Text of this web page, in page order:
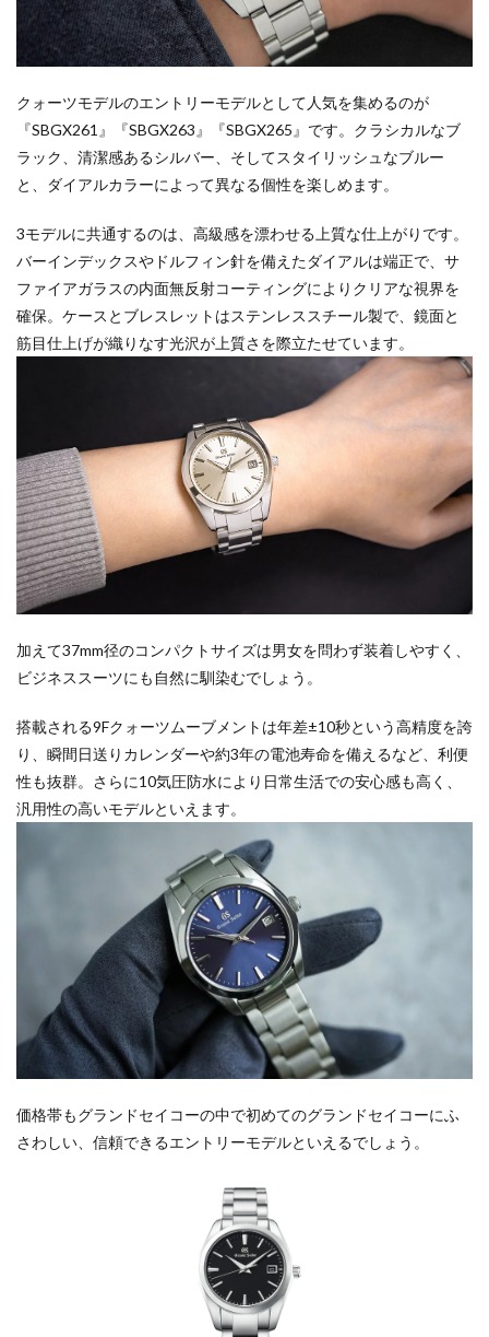
クォーツモデルのエントリーモデルとして人気を集めるのが
『SBGX261』『SBGX263』『SBGX265』です。クラシカルなブ
ラック、清潔感あるシルバー、そしてスタイリッシュなブルー
と、ダイアルカラーによって異なる個性を楽しめます。
3モデルに共通するのは、高級感を漂わせる上質な仕上がりです。
バーインデックスやドルフィン針を備えたダイアルは端正で、サ
ファイアガラスの内面無反射コーティングによりクリアな視界を
確保。ケースとブレスレットはステンレススチール製で、鏡面と
筋目仕上げが織りなす光沢が上質さを際立たせています。
加えて37mm径のコンパクトサイズは男女を問わず装着しやすく、
ビジネススーツにも自然に馴染むでしょう。
搭載される9Fクォーツムーブメントは年差±10秒という高精度を誇
り、瞬間日送りカレンダーや約3年の電池寿命を備えるなど、利便
性も抜群。さらに10気圧防水により日常生活での安心感も高く、
汎用性の高いモデルといえます。
価格帯もグランドセイコーの中で初めてのグランドセイコーにふ
さわしい、信頼できるエントリーモデルといえるでしょう。